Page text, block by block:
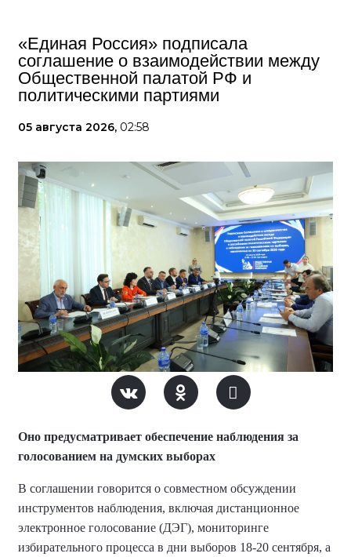
«Единая Россия» подписала
соглашение о взаимодействии между
Общественной палатой РФ и
политическими партиями
05 августа 2026, 02:58
Оно предусматривает обеспечение наблюдения за
голосованием на думских выборах
В соглашении говорится о совместном обсуждении
инструментов наблюдения, включая дистанционное
электронное голосование (ДЭГ), мониторинге
избирательного процесса в дни выборов 18-20 сентября, а